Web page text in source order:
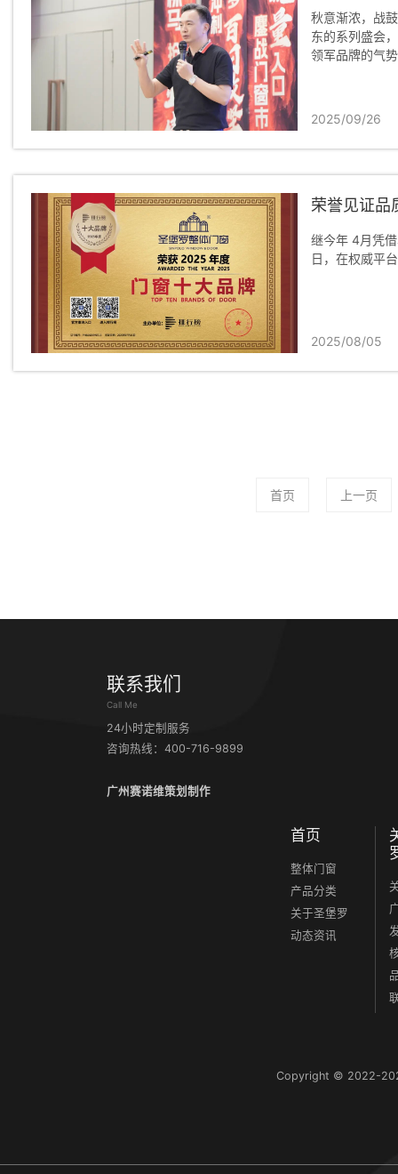
秋意渐浓，战
东的系列盛会
领军品牌的气
2025/09/26
荣誉见证品
继今年 4月凭
日，在权威平
2025/08/05
首页 上一页
联系我们
Call Me
24小时定制服务
咨询热线：400-716-9899
广州赛诺维策划制作
首页
整体门窗
产品分类
关于圣堡罗
动态资讯
Copyright © 2022-